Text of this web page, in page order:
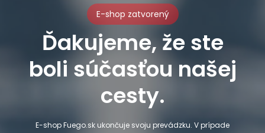
E-shop zatvorený
Ďakujeme, že ste
boli súčasťou našej
cesty.
E-shop Fuego.sk ukončuje svoju prevádzku. V prípade